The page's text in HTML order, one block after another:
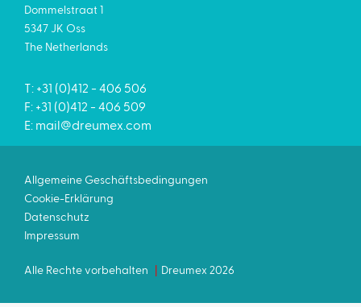
Dommelstraat 1
5347 JK Oss
The Netherlands
T: +31 (0)412 - 406 506
F: +31 (0)412 - 406 509
E: mail@dreumex.com
Allgemeine Geschäftsbedingungen
Cookie-Erklärung
Datenschutz
Impressum
Alle Rechte vorbehalten Dreumex 2026